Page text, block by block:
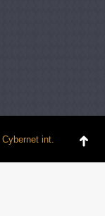
Cybernet int.
Go